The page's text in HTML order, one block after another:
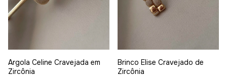
Argola Celine Cravejada em
Zircônia
Brinco Elise Cravejado de
Zircônia